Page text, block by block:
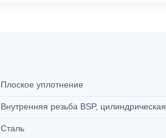
Плоское уплотнение
Внутренняя резьба BSP, цилиндрическая
Сталь